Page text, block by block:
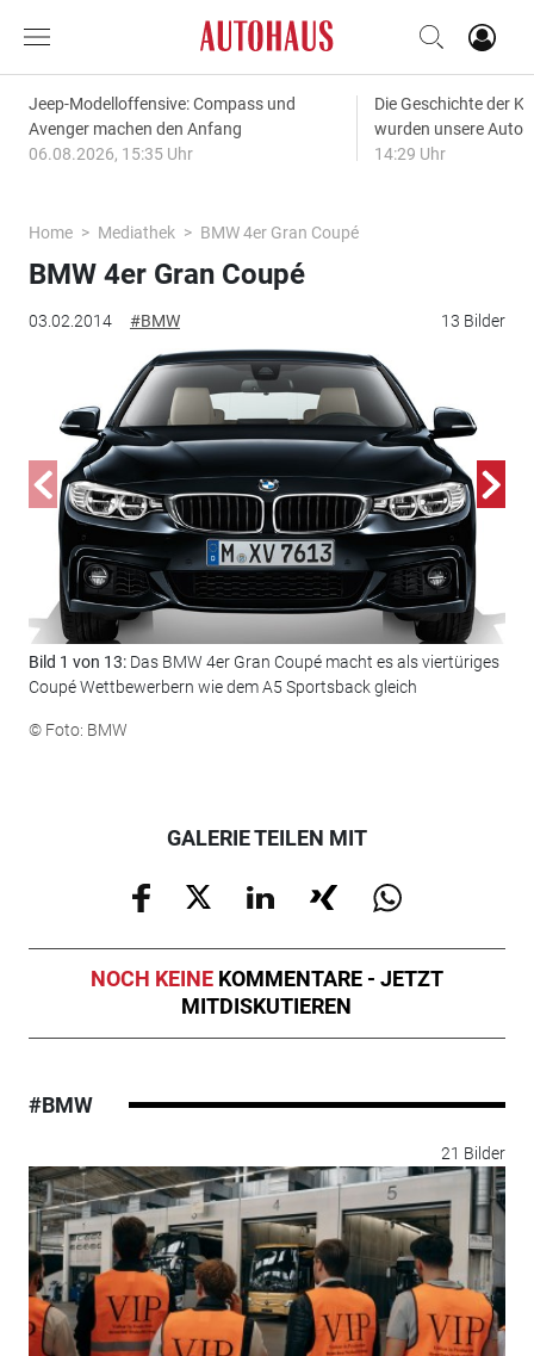
Jeep-Modelloffensive: Compass und
Avenger machen den Anfang
06.08.2026, 15:35 Uhr
Die Geschichte der
wurden unsere
14:29 Uhr
Home Mediathek BMW 4er Gran Coupé
03.02.2014 #BMW 13 Bilder
BMW 4er Gran Coupé
Bild 1 von 13: Das BMW 4er Gran Coupé macht es als viertüriges
Coupé Wettbewerbern wie dem A5 Sportsback gleich
© Foto: BMW
GALERIE TEILEN MIT
NOCH KEINE KOMMENTARE - JETZT
MITDISKUTIEREN
#BMW
21 Bilder